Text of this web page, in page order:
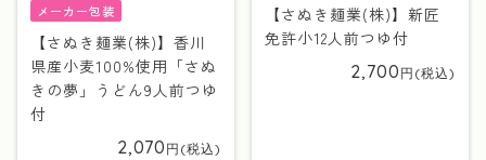
メーカー包装
【さぬき麺業(株)】香川
県産小麦100%使用「さぬ
きの夢」うどん9人前つゆ
付
2,070
【さぬき麺業(株)】新匠
免許小12人前つゆ付
2,700